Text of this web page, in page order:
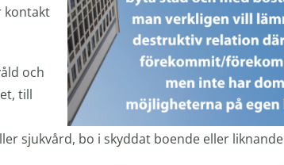
kontakt
och
till
sjukvård, bo i skyddat boende eller